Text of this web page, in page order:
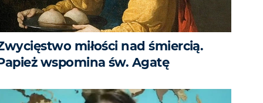
miłości nad śmiercią.
wspomina św. Agatę